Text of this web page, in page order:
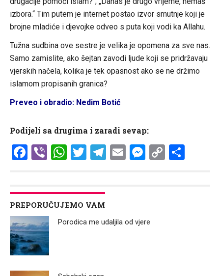
izbora.“ Tim putem je internet postao izvor smutnje koji je
brojne mladiće i djevojke odveo s puta koji vodi ka Allahu.
Tužna sudbina ove sestre je velika je opomena za sve nas.
Samo zamislite, ako šejtan zavodi ljude koji se pridržavaju
vjerskih načela, kolika je tek opasnost ako se ne držimo
islamom propisanih granica?
Preveo i obradio: Nedim Botić
Podijeli sa drugima i zaradi sevap:
Facebook
ViberWhatsApp
Twitter
Telegram
EmailCopy
PREPORUČUJEMO VAM
Porodica me udaljila od vjere